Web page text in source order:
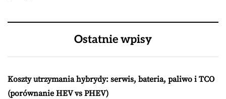
Ostatnie wpisy
Koszty utrzymania hybrydy: serwis, bateria, paliwo i TCO
(porównanie HEV vs PHEV)